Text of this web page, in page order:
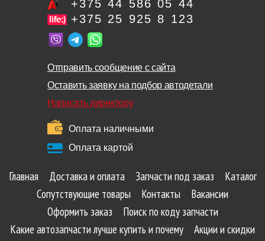
+375 44 586 05 44
+375 25 925 8 123
Отправить сообщение с сайта
Оставить заявку на подбор автодетали
Написать директору
Оплата наличными
Оплата картой
Главная Доставка и оплата Запчасти под заказ
Каталог
Сопутствующие товары
Контакты
Вакансии
Оформить заказ
Поиск по коду запчасти
Какие автозапчасти лучше купить и почему
Акции и скидки